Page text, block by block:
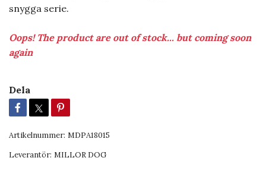
snygga serie.
Oops! The product are out of stock... but coming soon
again
Dela
Artikelnummer: MDPA18015
Leverantör: MILLOR DOG